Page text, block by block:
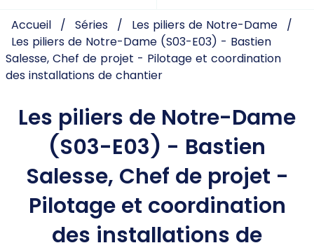
Accueil Séries
Les piliers de Notre-Dame
Les piliers de Notre-Dame (S03-E03) - Bastien
Salesse, Chef de projet - Pilotage et coordination
des installations de chantier
Les piliers de Notre-Dame
(S03-E03) - Bastien
Salesse, Chef de projet -
Pilotage et coordination
des installations de